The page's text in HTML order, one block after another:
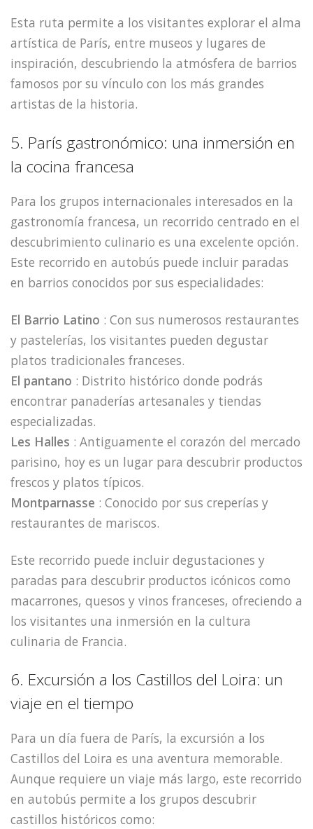
Esta ruta permite a los visitantes explorar el alma
artística de París, entre museos y lugares de
inspiración, descubriendo la atmósfera de barrios
famosos por su vínculo con los más grandes
artistas de la historia.
5. París gastronómico: una inmersión en
la cocina francesa
Para los grupos internacionales interesados en la
gastronomía francesa, un recorrido centrado en el
descubrimiento culinario es una excelente opción.
Este recorrido en autobús puede incluir paradas
en barrios conocidos por sus especialidades:
El Barrio Latino : Con sus numerosos restaurantes
y pastelerías, los visitantes pueden degustar
platos tradicionales franceses.
El pantano : Distrito histórico donde podrás
encontrar panaderías artesanales y tiendas
especializadas.
Les Halles : Antiguamente el corazón del mercado
parisino, hoy es un lugar para descubrir productos
frescos y platos típicos.
Montparnasse : Conocido por sus creperías y
restaurantes de mariscos.
Este recorrido puede incluir degustaciones y
paradas para descubrir productos icónicos como
macarrones, quesos y vinos franceses, ofreciendo a
los visitantes una inmersión en la cultura
culinaria de Francia.
6. Excursión a los Castillos del Loira: un
viaje en el tiempo
Para un día fuera de París, la excursión a los
Castillos del Loira es una aventura memorable.
Aunque requiere un viaje más largo, este recorrido
en autobús permite a los grupos descubrir
castillos históricos como: